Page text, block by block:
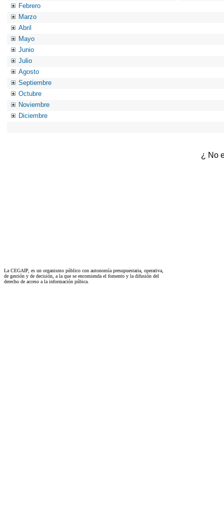
Febrero
Marzo
Abril
Mayo
Junio
Julio
Agosto
Septiembre
Octubre
Noviembre
Diciembre
¿ No
La CEGAIP, es un organismo público con autonomía presupuestaria, operativa,
de gestión y de decisión, a la que se encomienda el fomento y la difusión del
derecho de acceso a la información púbica.